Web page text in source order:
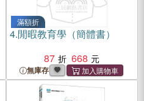
滿額折
4.閒暇教育學（簡體書）
87
668
無庫存